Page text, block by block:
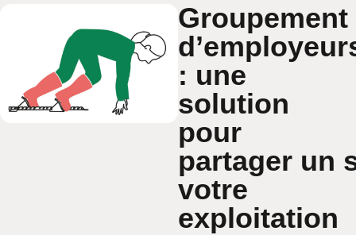
Groupement
: une
solution
pour
partager un
votre
exploitation